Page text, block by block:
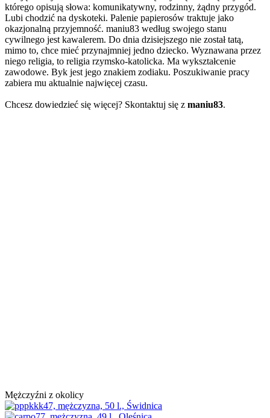
którego opisują słowa: komunikatywny, rodzinny, żądny przygód.
Lubi chodzić na dyskoteki. Palenie papierosów traktuje jako
okazjonalną przyjemność. maniu83 według swojego stanu
cywilnego jest kawalerem. Do dnia dzisiejszego nie został tatą,
mimo to, chce mieć przynajmniej jedno dziecko. Wyznawana przez
niego religia, to religia rzymsko-katolicka. Ma wykształcenie
zawodowe. Byk jest jego znakiem zodiaku. Poszukiwanie pracy
zabiera mu aktualnie najwięcej czasu.
Chcesz dowiedzieć się więcej? Skontaktuj się z maniu83.
Mężczyźni z okolicy